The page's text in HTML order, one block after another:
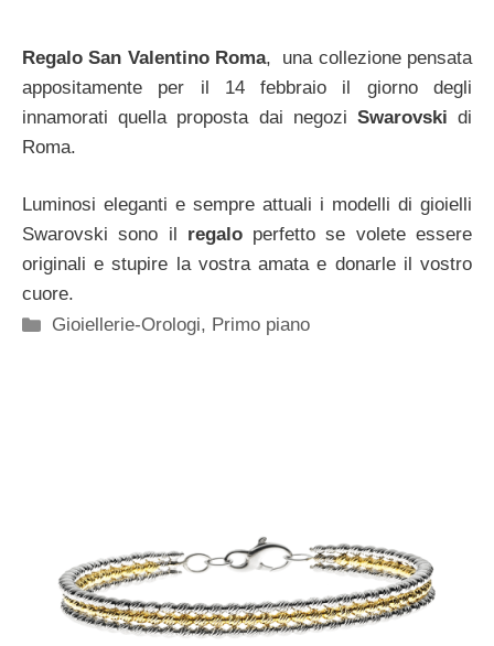
Regalo San Valentino Roma, una collezione pensata
appositamente per il 14 febbraio il giorno degli
innamorati quella proposta dai negozi Swarovski di
Roma.
Luminosi eleganti e sempre attuali i modelli di gioielli
Swarovski sono il regaloperfetto se volete essere
originali e stupire la vostra amata e donarle il vostro
cuore.
Categorie
Gioiellerie-Orologi, Primo piano